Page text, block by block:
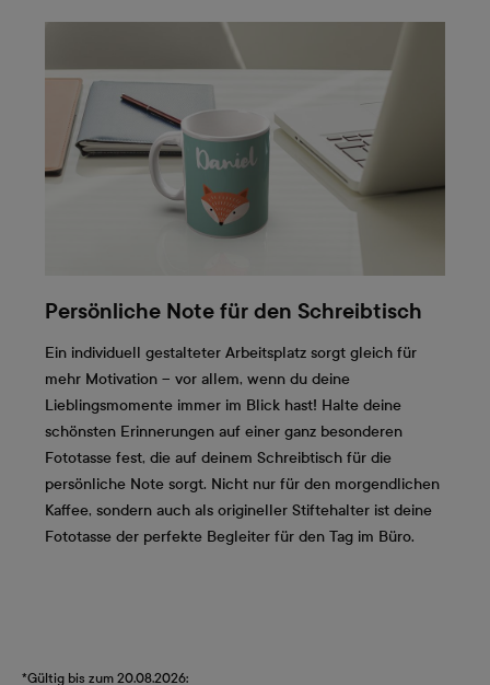
Persönliche Note für den Schreibtisch
Ein individuell gestalteter Arbeitsplatz sorgt gleich für
mehr Motivation – vor allem, wenn du deine
Lieblingsmomente immer im Blick hast! Halte deine
schönsten Erinnerungen auf einer ganz besonderen
Fototasse fest, die auf deinem Schreibtisch für die
persönliche Note sorgt. Nicht nur für den morgendlichen
Kaffee, sondern auch als origineller Stiftehalter ist deine
Fototasse der perfekte Begleiter für den Tag im Büro.
*Gültig bis zum 20.08.2026: